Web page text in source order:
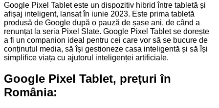
Google Pixel Tablet este un dispozitiv hibrid între tabletă și
afișaj inteligent, lansat în iunie 2023. Este prima tabletă
produsă de Google după o pauză de șase ani, de când a
renunțat la seria Pixel Slate. Google Pixel Tablet se dorește
a fi un companion ideal pentru cei care vor să se bucure de
conținutul media, să își gestioneze casa inteligentă și să își
simplifice viața cu ajutorul inteligenței artificiale.
Google Pixel Tablet, prețuri în
România: